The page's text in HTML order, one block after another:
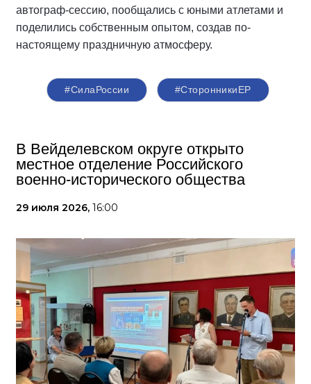
автограф-сессию, пообщались с юными атлетами и
поделились собственным опытом, создав по-
настоящему праздничную атмосферу.
#СилаРоссии #СторонникиЕР
В Вейделевском округе открыто
местное отделение Российского
военно-исторического общества
29 июля 2026, 16:00